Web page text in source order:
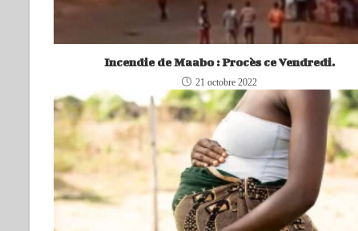
Incendie de Maabo : Procès ce Vendredi.
21 octobre 2022